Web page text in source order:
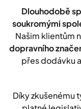
Dlouhodobě
soukromými
Našim klientům
dopravního
přes dodávku
Díky zkušenému